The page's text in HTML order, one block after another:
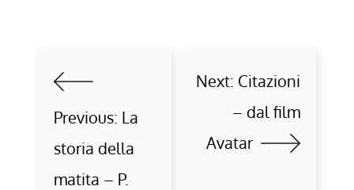
Previous: La
storia della
matita – P.
Next: Citazioni
– dal film
Avatar